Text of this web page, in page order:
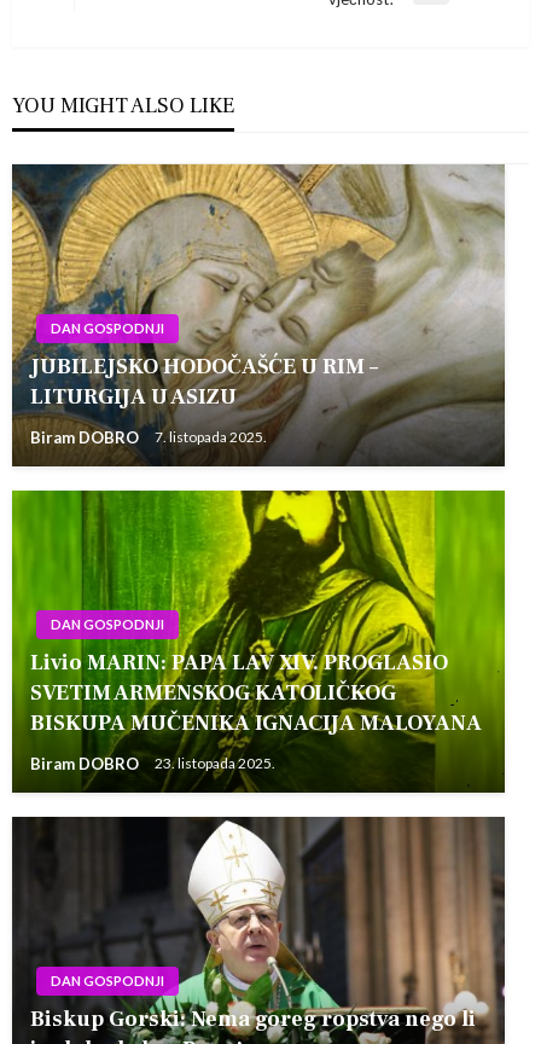
YOU MIGHT ALSO LIKE
DAN GOSPODNJI
JUBILEJSKO HODOČAŠĆE U RIM –
LITURGIJA U ASIZU
Biram DOBRO 7. listopada 2025.
DAN GOSPODNJI
Livio MARIN: PAPA LAV XIV. PROGLASIO
SVETIM ARMENSKOG KATOLIČKOG
BISKUPA MUČENIKA IGNACIJA MALOYANA
Biram DOBRO 23. listopada 2025.
DAN GOSPODNJI
Biskup Gorski: Nema goreg ropstva nego li